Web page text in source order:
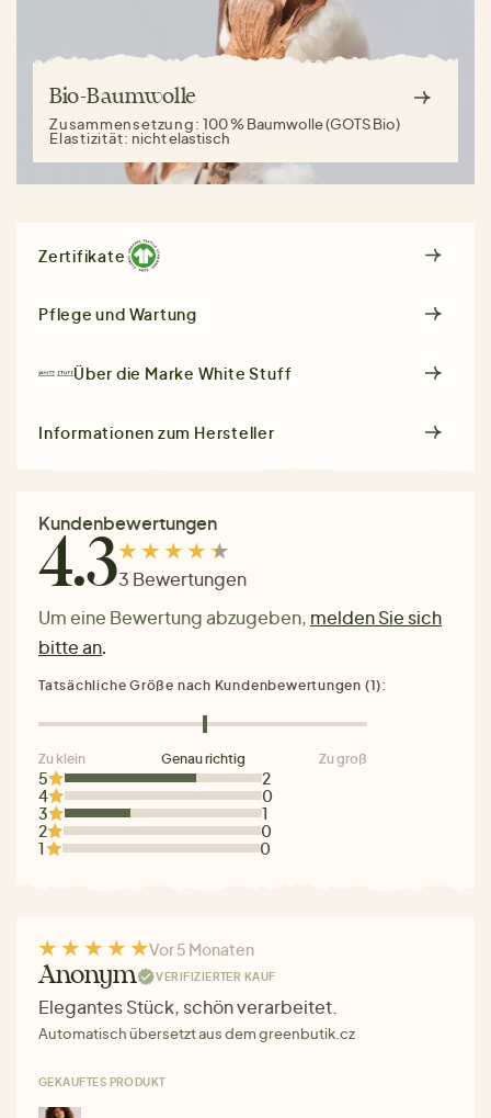
Bio-Baumwolle
Zusammensetzung:100 % Baumwolle (GOTS Bio)
Elastizität: nicht elastisch
Zertifikate
Pflege und Wartung
Über die Marke White Stuff
Informationen zum Hersteller
Kundenbewertungen
4.33 Bewertungen
Um eine Bewertung abzugeben, melden Sie sich
bitte an.
5
2
4
0
3
1
2
0
1
0
Tatsächliche Größe nach Kundenbewertungen (1):
Zu klein Genau richtig Zu groß
Vor 5 Monaten
Anonym VERIFIZIERTER KAUF
Elegantes Stück, schön verarbeitet.
Automatisch übersetzt aus dem greenbutik.cz
GEKAUFTES PRODUKT